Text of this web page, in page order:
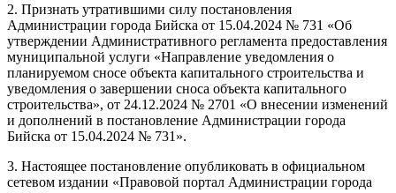
2. Признать утратившими силу постановления
Администрации города Бийска от 15.04.2024 № 731 «Об
утверждении Административного регламента предоставления
муниципальной услуги «Направление уведомления о
планируемом сносе объекта капитального строительства и
уведомления о завершении сноса объекта капитального
строительства», от 24.12.2024 № 2701 «О внесении изменений
и дополнений в постановление Администрации города
Бийска от 15.04.2024 № 731».
3. Настоящее постановление опубликовать в официальном
сетевом издании «Правовой портал Администрации города